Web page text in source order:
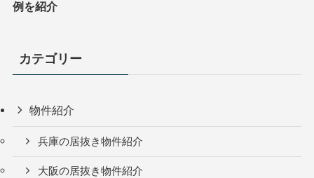
例を紹介
カテゴリー
物件紹介
兵庫の居抜き物件紹介
大阪の居抜き物件紹介